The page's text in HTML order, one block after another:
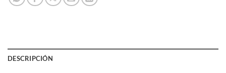
DESCRIPCIÓN